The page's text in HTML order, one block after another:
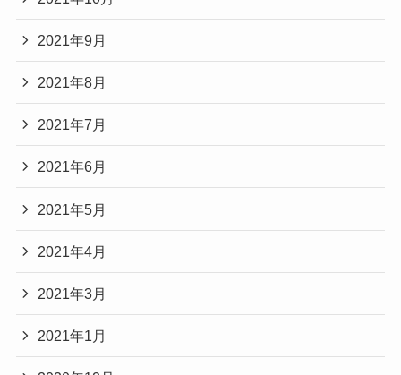
2021年9月
2021年8月
2021年7月
2021年6月
2021年5月
2021年4月
2021年3月
2021年1月